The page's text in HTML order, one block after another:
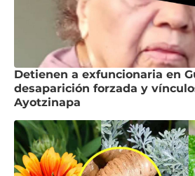
Detienen a exfuncionaria en
desaparición forzada y
Ayotzinapa